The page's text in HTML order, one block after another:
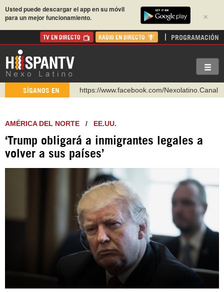
×
Usted puede descargar el app en su móvil
para un mejor funcionamiento.
TV EN DIRECTO RADIO EN DIRECTO PROGRAMACIÓN
SÍGANOS EN https://www.facebook.com/Nexolatino.Canal
https://www.youtube.com/@nexo_latino
https://t.me/hispantvcanal
https://urmedium.com/c/hispantv
WhatsApp y Viber: +98 921 79 29 404
Instagram como: hispan_tv
AMÉRICA DEL NORTE / EE.UU.
‘Trump obligará a inmigrantes legales a
volver a sus países’